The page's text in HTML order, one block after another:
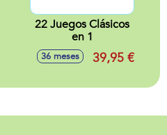
22 Juegos Clásicos
en 1
36 meses 39,95 €